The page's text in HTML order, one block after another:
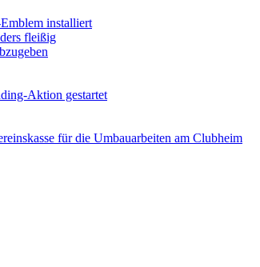
installiert
fleißig
Aktion gestartet
für die Umbauarbeiten am Clubheim